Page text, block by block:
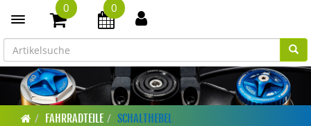
Toggle navigation
0 0
FAHRRADTEILE SCHALTHEBEL